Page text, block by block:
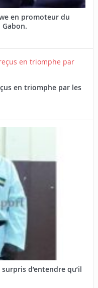
en promoteur du
en triomphe par les
d’entendre qu’il